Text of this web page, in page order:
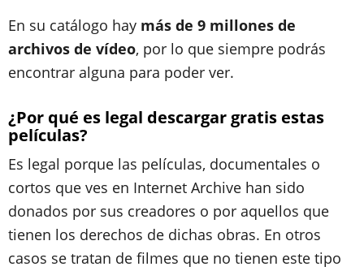
En su catálogo hay más de 9 millones de
archivos de vídeo, por lo que siempre podrás
encontrar alguna para poder ver.
¿Por qué es legal descargar gratis estas
películas?
Es legal porque las películas, documentales o
cortos que ves en Internet Archive han sido
donados por sus creadores o por aquellos que
tienen los derechos de dichas obras. En otros
casos se tratan de filmes que no tienen este tipo